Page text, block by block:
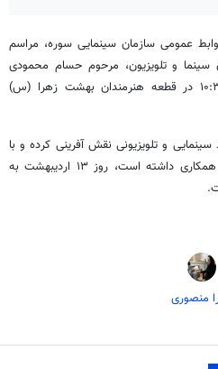
عمومی سازمان سینمایی سوره، مراسم
سینما و تلویزیون، مرحوم حسام محمودی
س)
و تلویزیونی نقش آفرینی کرده و با
سازمان سینمایی سوره نیز در ۳ اثر همکاری داشته است، روز ۱۳ اردیبهشت به
منصوری